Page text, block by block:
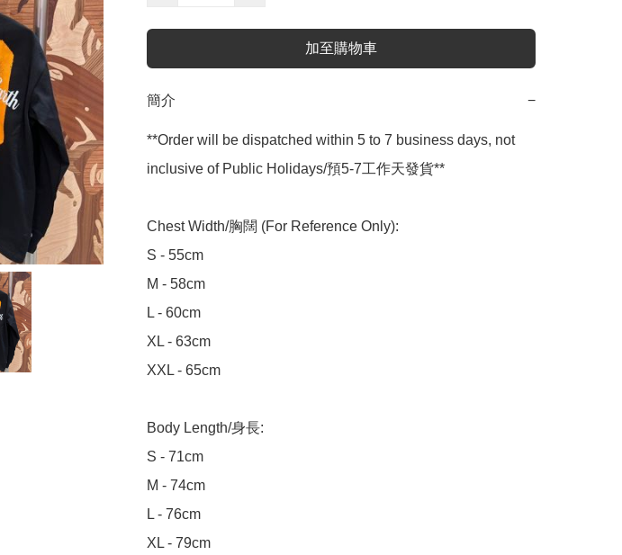
加至購物車
簡介 −
**Order will be dispatched within 5 to 7 business days, not
inclusive of Public Holidays/預5-7工作天發貨**
Chest Width/胸闊 (For Reference Only):
S - 55cm
M - 58cm
L - 60cm
XL - 63cm
XXL - 65cm
Body Length/身長:
S - 71cm
M - 74cm
L - 76cm
XL - 79cm